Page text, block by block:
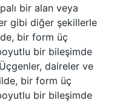
bir alan veya
gibi diğer şekillerle
bir form üç
bir bileşimde
daireler ve
bir form üç
bir bileşimde